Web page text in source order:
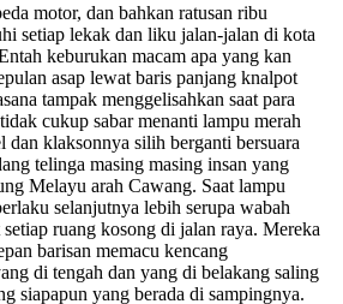
motor, dan bahkan ratusan ribu
setiap lekak dan liku jalan-jalan di kota
keburukan macam apa yang kan
asap lewat baris panjang knalpot
tampak menggelisahkan saat para
cukup sabar menanti lampu merah
dan klaksonnya silih berganti bersuara
telinga masing masing insan yang
Melayu arah Cawang. Saat lampu
selanjutnya lebih serupa wabah
ruang kosong di jalan raya. Mereka
barisan memacu kencang
di tengah dan yang di belakang saling
siapapun yang berada di sampingnya.